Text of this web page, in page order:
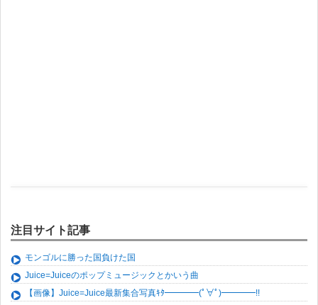
注目サイト記事
モンゴルに勝った国負けた国
Juice=Juiceのポップミュージックとかいう曲
【画像】Juice=Juice最新集合写真ｷﾀ━━━━(ﾟ∀ﾟ)━━━━!!